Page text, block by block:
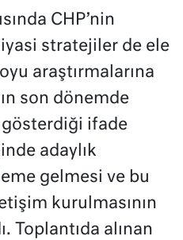
CHP’nin
stratejiler de ele
araştırmalarına
son dönemde
ifade
adaylık
gelmesi ve bu
kurulmasının
Toplantıda alınan